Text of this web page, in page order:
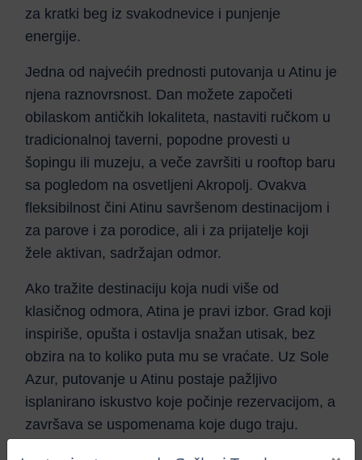
za kratki beg iz svakodnevice i punjenje
energije.
Jedna od najvećih prednosti putovanja u Atinu je
njena raznovrsnost. Dan možete započeti
obilaskom antičkih lokaliteta, nastaviti ručkom u
tradicionalnoj taverni, popodne provesti u
šopingu ili muzeju, a veče završiti u rooftop baru
sa pogledom na osvetljeni Akropolj. Ovakva
fleksibilnost čini Atinu savršenom destinacijom i
za parove i za porodice, ali i za prijatelje koji
žele aktivan, sadržajan odmor.
Ako tražite destinaciju koja nudi više od
klasičnog odmora, Atina je pravi izbor. Grad koji
inspiriše, opušta i ostavlja snažan utisak, bez
obzira na to koliko puta mu se vraćate. Uz Sole
Azur, putovanje u Atinu postaje pažljivo
isplanirano iskustvo koje počinje rezervacijom, a
završava se uspomenama koje dugo traju.